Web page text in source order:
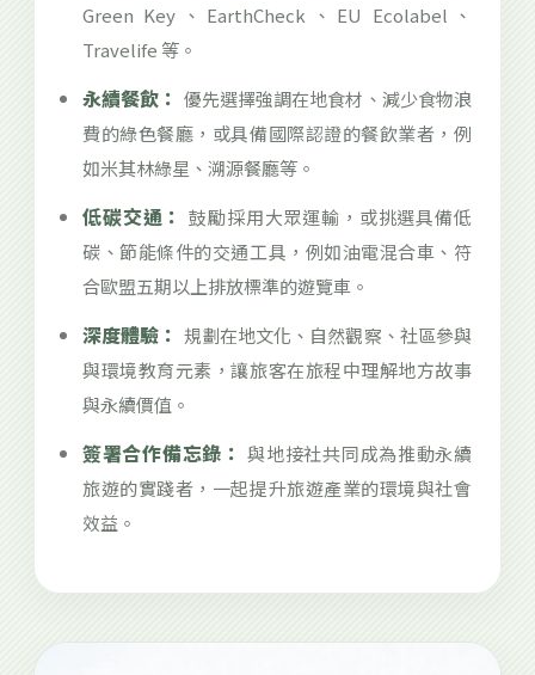
Green Key、EarthCheck、EU Ecolabel、
Travelife 等。
永續餐飲： 優先選擇強調在地食材、減少食物浪
費的綠色餐廳，或具備國際認證的餐飲業者，例
如米其林綠星、溯源餐廳等。
低碳交通： 鼓勵採用大眾運輸，或挑選具備低
碳、節能條件的交通工具，例如油電混合車、符
合歐盟五期以上排放標準的遊覽車。
深度體驗： 規劃在地文化、自然觀察、社區參與
與環境教育元素，讓旅客在旅程中理解地方故事
與永續價值。
簽署合作備忘錄： 與地接社共同成為推動永續
旅遊的實踐者，一起提升旅遊產業的環境與社會
效益。